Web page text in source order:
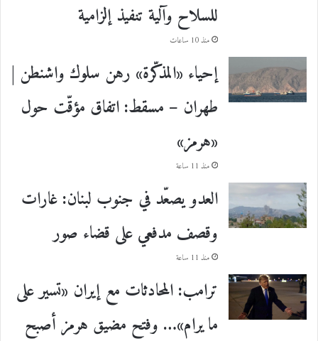
للسلاح وآلية تنفيذ إلزامية
منذ 10 ساعات
إحياء «المذكّرة» رهن سلوك واشنطن |
طهران – مسقط: اتفاق مؤقّت حول
«هرمز»
منذ 11 ساعة
العدو يصعّد في جنوب لبنان: غارات
وقصف مدفعي على قضاء صور
منذ 11 ساعة
ترامب: المحادثات مع إيران «تسير على
ما يرام»… وفتح مضيق هرمز أصبح